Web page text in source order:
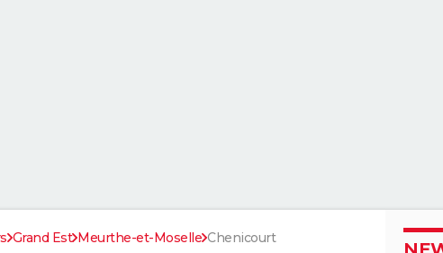
Grand Est Meurthe-et-Moselle Chenicourt